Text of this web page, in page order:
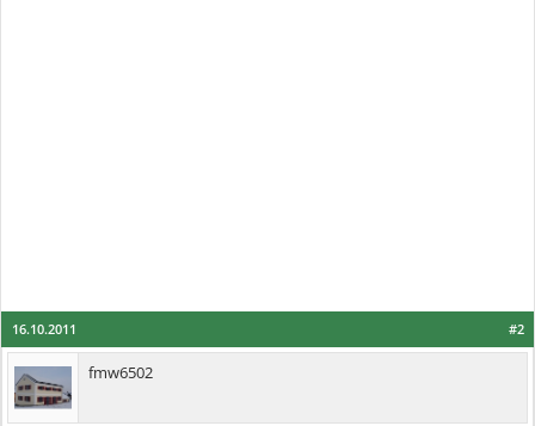
#2
16.10.2011
fmw6502